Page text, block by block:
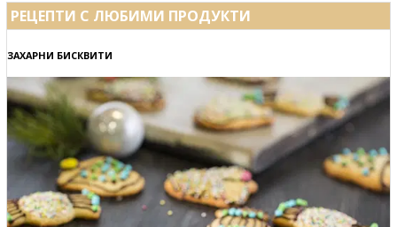
РЕЦЕПТИ С ЛЮБИМИ ПРОДУКТИ
ЗАХАРНИ БИСКВИТИ